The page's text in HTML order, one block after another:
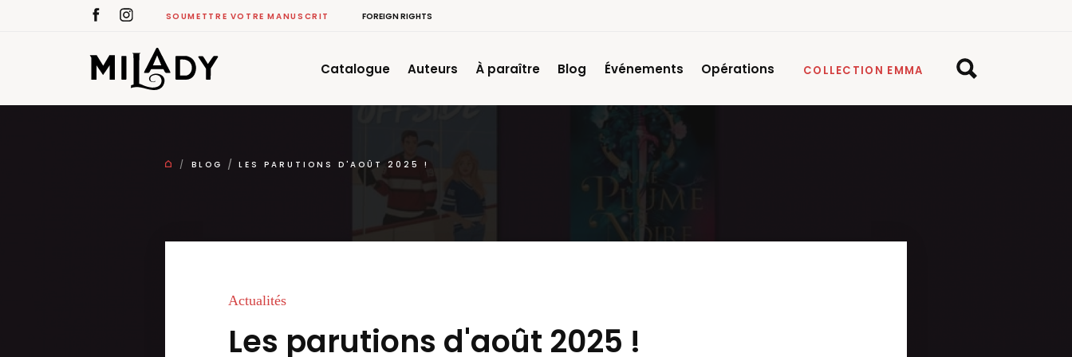
SOUMETTRE VOTRE MANUSCRIT FOREIGN RIGHTS
Catalogue Auteurs À paraître Blog Événements Opérations COLLECTION EMMA
BLOG LES PARUTIONS D'AOÛT 2025 !
Actualités
Les parutions d'août 2025 !